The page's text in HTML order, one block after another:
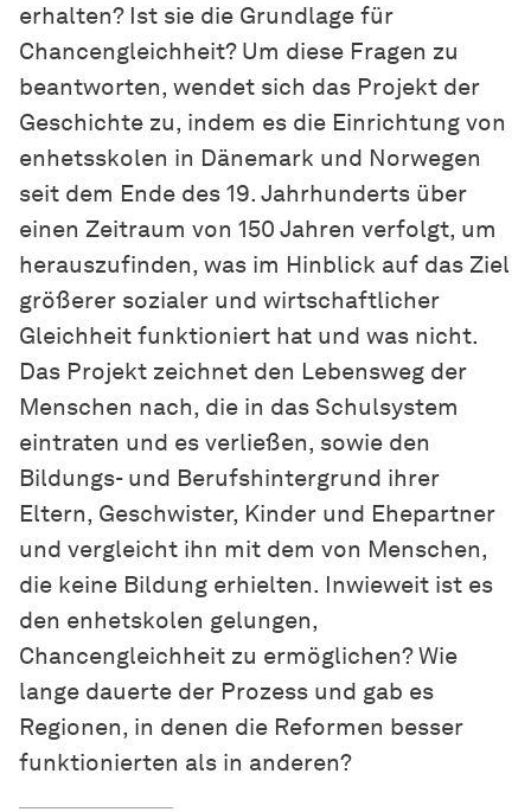
erhalten? Ist sie die Grundlage für
Chancengleichheit? Um diese Fragen zu
beantworten, wendet sich das Projekt der
Geschichte zu, indem es die Einrichtung von
enhetsskolen in Dänemark und Norwegen
seit dem Ende des 19. Jahrhunderts über
einen Zeitraum von 150 Jahren verfolgt, um
herauszufinden, was im Hinblick auf das Ziel
größerer sozialer und wirtschaftlicher
Gleichheit funktioniert hat und was nicht.
Das Projekt zeichnet den Lebensweg der
Menschen nach, die in das Schulsystem
eintraten und es verließen, sowie den
Bildungs- und Berufshintergrund ihrer
Eltern, Geschwister, Kinder und Ehepartner
und vergleicht ihn mit dem von Menschen,
die keine Bildung erhielten. Inwieweit ist es
den enhetskolen gelungen,
Chancengleichheit zu ermöglichen? Wie
lange dauerte der Prozess und gab es
Regionen, in denen die Reformen besser
funktionierten als in anderen?